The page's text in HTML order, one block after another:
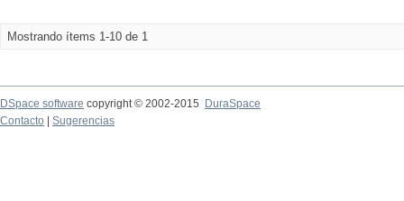
Mostrando ítems 1-10 de 1
DSpace software copyright © 2002-2015
DuraSpace
Contacto
Sugerencias